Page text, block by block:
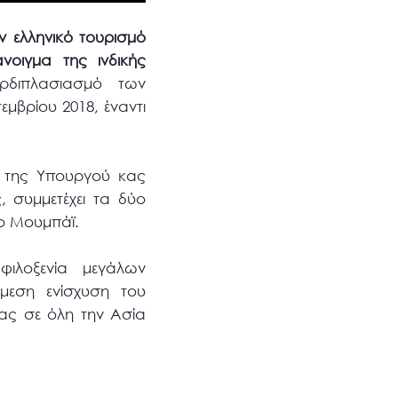
ελληνικό τουρισμό
της ινδικής
των
2018, έναντι
της Υπουργού κας
συμμετέχει τα δύο
Μουμπάϊ.
μεγάλων
ενίσχυση του
σε όλη την Ασία